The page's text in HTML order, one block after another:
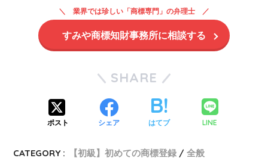
業界では珍しい「商標専門」の弁理士
すみや商標知財事務所に相談する
SHARE
ポスト シェア はてブ LINE
CATEGORY : 【初級】初めての商標登録 全般